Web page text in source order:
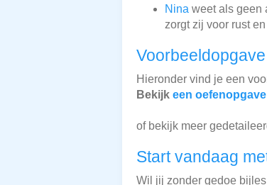
Nina weet als geen
zorgt zij voor rust
Hieronder vind je een
Bekijk een
of bekijk meer
Start vandaag
Wil jij zonder gedoe